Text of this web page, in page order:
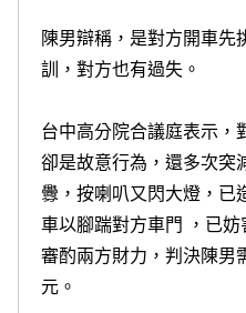
陳男辯稱，是對方開車先
訓，對方也有過失。
台中高分院合議庭表示，
卻是故意行為，還多次突
釁，按喇叭又閃大燈，已
車以腳踹對方車門 ，已妨
審酌兩方財力，判決陳男
元。